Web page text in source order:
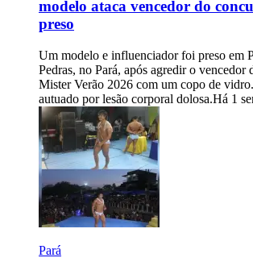
modelo ataca vencedor do
preso
Um modelo e influenciador foi preso em
Pedras, no Pará, após agredir o vencedor
Mister Verão 2026 com um copo de
autuado por lesão corporal dolosa.Há 1
Pará